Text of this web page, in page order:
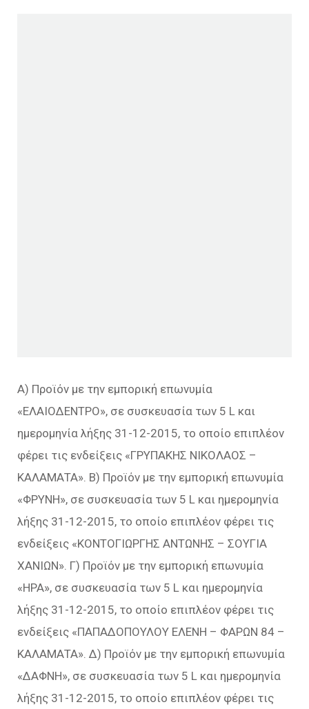
Α) Προϊόν με την εμπορική επωνυμία
«ΕΛΑΙΟΔΕΝΤΡΟ», σε συσκευασία των 5 L και
ημερομηνία λήξης 31-12-2015, το οποίο επιπλέον
φέρει τις ενδείξεις «ΓΡΥΠΑΚΗΣ ΝΙΚΟΛΑΟΣ –
ΚΑΛΑΜΑΤΑ». Β) Προϊόν με την εμπορική επωνυμία
«ΦΡΥΝΗ», σε συσκευασία των 5 L και ημερομηνία
λήξης 31-12-2015, το οποίο επιπλέον φέρει τις
ενδείξεις «ΚΟΝΤΟΓΙΩΡΓΗΣ ΑΝΤΩΝΗΣ – ΣΟΥΓΙΑ
ΧΑΝΙΩΝ». Γ) Προϊόν με την εμπορική επωνυμία
«ΗΡΑ», σε συσκευασία των 5 L και ημερομηνία
λήξης 31-12-2015, το οποίο επιπλέον φέρει τις
ενδείξεις «ΠΑΠΑΔΟΠΟΥΛΟΥ ΕΛΕΝΗ – ΦΑΡΩΝ 84 –
ΚΑΛΑΜΑΤΑ». Δ) Προϊόν με την εμπορική επωνυμία
«ΔΑΦΝΗ», σε συσκευασία των 5 L και ημερομηνία
λήξης 31-12-2015, το οποίο επιπλέον φέρει τις